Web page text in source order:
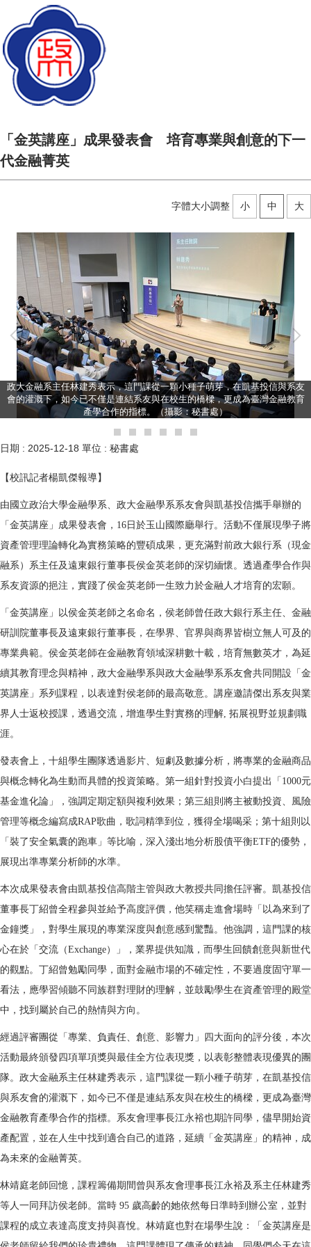
「金英講座」成果發表會 培育專業與創意的下一
代金融菁英
字體大小調整 小 中 大
政大金融系主任林建秀表示，這門課從一顆小種子萌芽，在凱基投信與系友
會的灌溉下，如今已不僅是連結系友與在校生的橋樑，更成為臺灣金融教育
產學合作的指標。（攝影：秘書處）
日期 : 2025-12-18 單位 : 秘書處
【校訊記者楊凱傑報導】
由國立政治大學金融學系、政大金融學系系友會與凱基投信攜手舉辦的
「金英講座」成果發表會，16日於玉山國際廳舉行。活動不僅展現學子將
資產管理理論轉化為實務策略的豐碩成果，更充滿對前政大銀行系（現金
融系）系主任及遠東銀行董事長侯金英老師的深切緬懷。透過產學合作與
系友資源的挹注，實踐了侯金英老師一生致力於金融人才培育的宏願。
「金英講座」以侯金英老師之名命名，侯老師曾任政大銀行系主任、金融
研訓院董事長及遠東銀行董事長，在學界、官界與商界皆樹立無人可及的
專業典範。侯金英老師在金融教育領域深耕數十載，培育無數英才，為延
續其教育理念與精神，政大金融學系與政大金融學系系友會共同開設「金
英講座」系列課程，以表達對侯老師的最高敬意。講座邀請傑出系友與業
界人士返校授課，透過交流，增進學生對實務的理解, 拓展視野並規劃職
涯。
發表會上，十組學生團隊透過影片、短劇及數據分析，將專業的金融商品
與概念轉化為生動而具體的投資策略。第一組針對投資小白提出「1000元
基金進化論」，強調定期定額與複利效果；第三組則將主被動投資、風險
管理等概念編寫成RAP歌曲，歌詞精準到位，獲得全場喝采；第十組則以
「裝了安全氣囊的跑車」等比喻，深入淺出地分析股債平衡ETF的優勢，
展現出準專業分析師的水準。
本次成果發表會由凱基投信高階主管與政大教授共同擔任評審。凱基投信
董事長丁紹曾全程參與並給予高度評價，他笑稱走進會場時「以為來到了
金鐘獎」，對學生展現的專業深度與創意感到驚豔。他強調，這門課的核
心在於「交流（Exchange）」，業界提供知識，而學生回饋創意與新世代
的觀點。丁紹曾勉勵同學，面對金融市場的不確定性，不要過度固守單一
看法，應學習傾聽不同族群對理財的理解，並鼓勵學生在資產管理的殿堂
中，找到屬於自己的熱情與方向。
經過評審團從「專業、負責任、創意、影響力」四大面向的評分後，本次
活動最終頒發四項單項獎與最佳全方位表現獎，以表彰整體表現優異的團
隊。政大金融系主任林建秀表示，這門課從一顆小種子萌芽，在凱基投信
與系友會的灌溉下，如今已不僅是連結系友與在校生的橋樑，更成為臺灣
金融教育產學合作的指標。系友會理事長江永裕也期許同學，儘早開始資
產配置，並在人生中找到適合自己的道路，延續「金英講座」的精神，成
為未來的金融菁英。
林靖庭老師回憶，課程籌備期間曾與系友會理事長江永裕及系主任林建秀
等人一同拜訪侯老師。當時 95 歲高齡的她依然每日準時到辦公室，並對
課程的成立表達高度支持與喜悅。林靖庭也對在場學生說：「金英講座是